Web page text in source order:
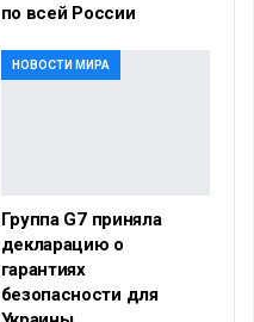
по всей России
НОВОСТИ МИРА
Группа G7 приняла
декларацию о
гарантиях
безопасности для